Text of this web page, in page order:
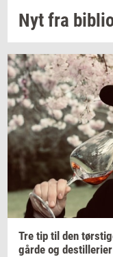
Nyt fra
Tre tip til den
går­de og destil­le­ri­er